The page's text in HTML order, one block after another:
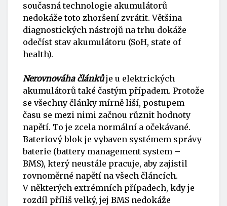
současná technologie akumulátorů
nedokáže toto zhoršení zvrátit. Většina
diagnostických nástrojů na trhu dokáže
odečíst stav akumulátoru (SoH, state of
health).
Nerovnováha článkůje u elektrických
akumulátorů také častým případem. Protože
se všechny články mírně liší, postupem
času se mezi nimi začnou různit hodnoty
napětí. To je zcela normální a očekávané.
Bateriový blok je vybaven systémem správy
baterie (battery management system –
BMS), který neustále pracuje, aby zajistil
rovnoměrné napětí na všech článcích.
V některých extrémních případech, kdy je
rozdíl příliš velký, jej BMS nedokáže